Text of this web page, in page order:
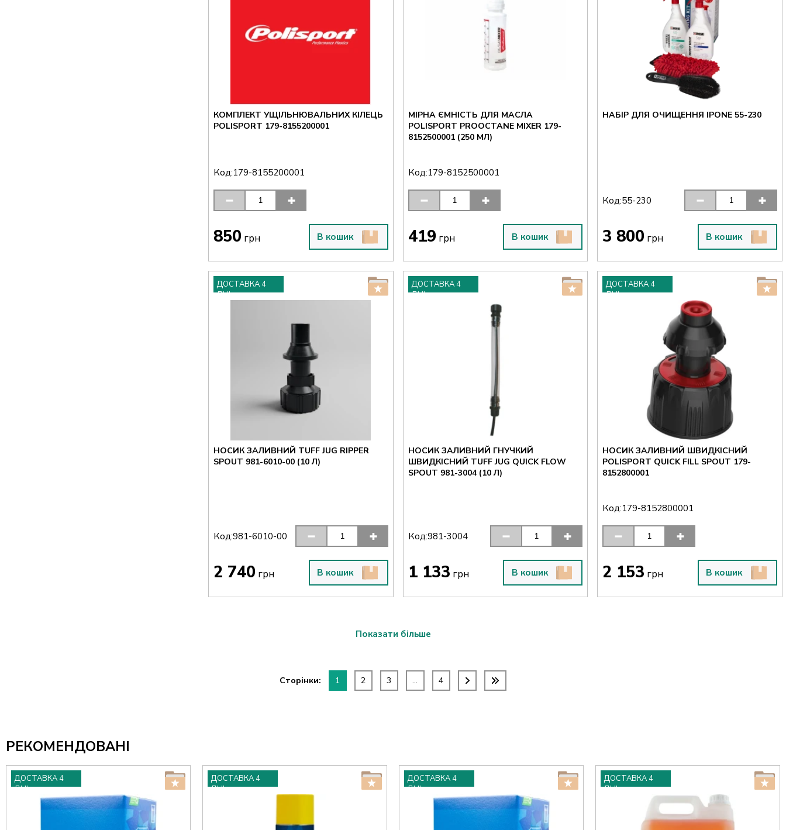
КОМПЛЕКТ УЩІЛЬНЮВАЛЬНИХ КІЛЕЦЬ
POLISPORT 179-8155200001
Код:179-8155200001
850 грн В кошик
МІРНА ЄМНІСТЬ ДЛЯ МАСЛА
POLISPORT PROOCTANE MIXER 179-
8152500001 (250 МЛ)
Код:179-8152500001
419грн В кошик
НАБІР ДЛЯ ОЧИЩЕННЯ IPONE 55-230
Код:55-230
3 800 грн В кошик
ДОСТАВКА 4
ДНІ
НОСИК ЗАЛИВНИЙ TUFF JUG RIPPER
SPOUT 981-6010-00 (10 Л)
Код:981-6010-00
2 740 грн В кошик
ДОСТАВКА 4
ДНІ
НОСИК ЗАЛИВНИЙ ГНУЧКИЙ
ШВИДКІСНИЙ TUFF JUG QUICK FLOW
SPOUT 981-3004 (10 Л)
Код:981-3004
1 133 грн В кошик
ДОСТАВКА 4
ДНІ
НОСИК ЗАЛИВНИЙ ШВИДКІСНИЙ
POLISPORT QUICK FILL SPOUT 179-
8152800001
Код:179-8152800001
2 153 грн В кошик
Показати більше
Сторінки: 1 2 3 ... 4
РЕКОМЕНДОВАНІ
ДОСТАВКА 4
ДНІ
ДОСТАВКА 4
ДНІ
ДОСТАВКА 4
ДНІ
ДОСТАВКА 4
ДНІ